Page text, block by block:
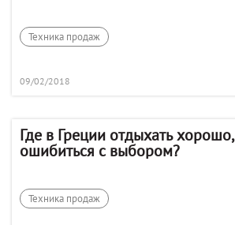
Техника продаж
09/02/2018
Где в Греции отдыхать
ошибиться с выбором?
Техника продаж